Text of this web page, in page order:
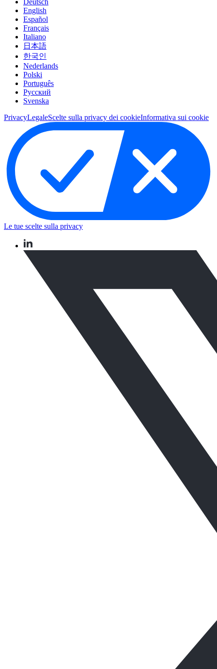
Deutsch
English
Español
Français
Italiano
日本語
한국인
Nederlands
Polski
Português
Pусский
Svenska
PrivacyLegaleScelte sulla privacy dei cookieInformativa sui cookie
Le tue scelte sulla privacy